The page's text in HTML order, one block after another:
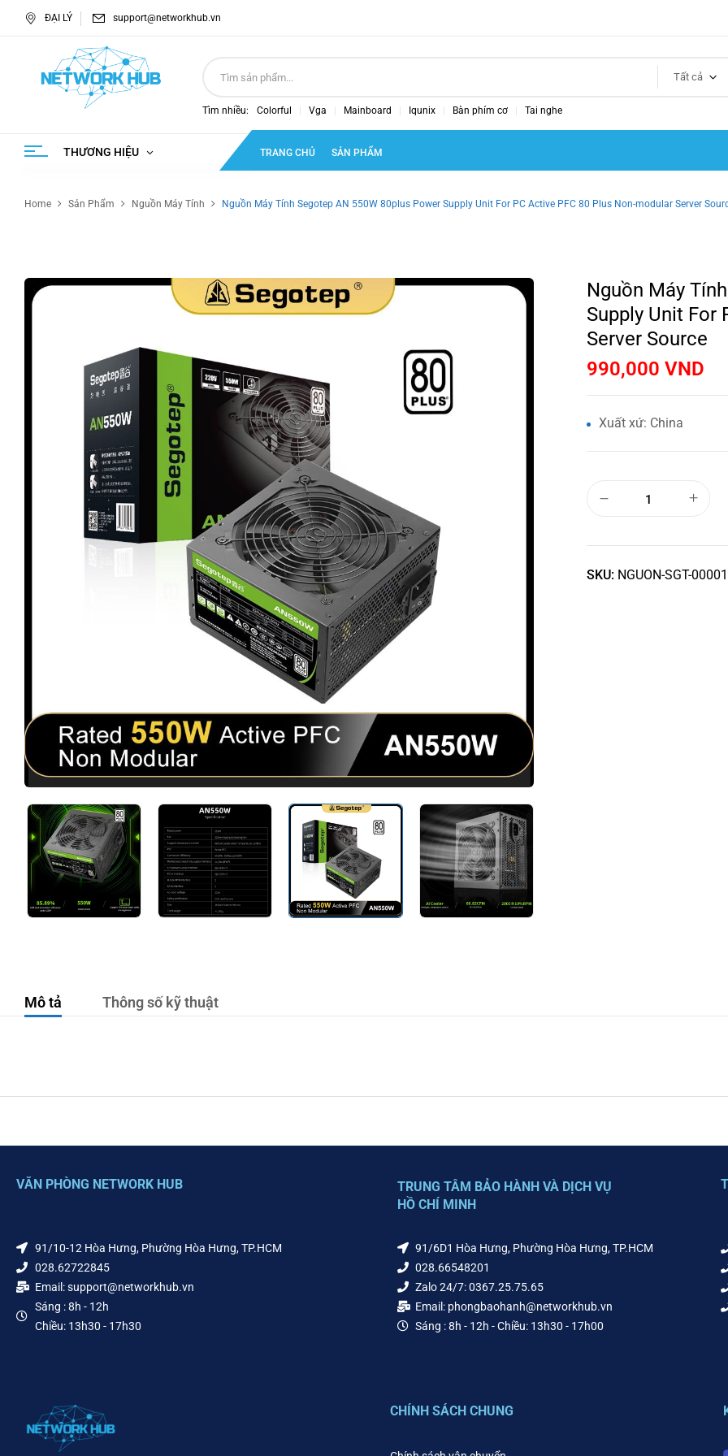
ĐẠI LÝ support@networkhub.vn
Tất cả
Tìm nhiều: Colorful Vga Mainboard Iqunix Bàn phím cơ Tai nghe
THƯƠNG HIỆU TRANG CHỦ SẢN PHẨM
Home Sản Phẩm Nguồn Máy Tính Nguồn Máy Tính Segotep AN 550W 80plus Power Supply Unit For PC Active PFC 80 Plus Non-modular Server
Nguồn Máy
Supply Unit For
Server Source
990,000 VND
Xuất xứ: China
SKU: NGUON-SGT-
Mô tả Thông số kỹ thuật
VĂN PHÒNG NETWORK HUB
91/10-12 Hòa Hưng, Phường Hòa Hưng, TP.HCM
028.62722845
Email: support@networkhub.vn
Sáng : 8h - 12h
Chiều: 13h30 - 17h30
TRUNG TÂM BẢO HÀNH VÀ DỊCH VỤ
HỒ CHÍ MINH
91/6D1 Hòa Hưng, Phường Hòa Hưng, TP.HCM
028.66548201
Zalo 24/7: 0367.25.75.65
Email: phongbaohanh@networkhub.vn
Sáng : 8h - 12h - Chiều: 13h30 - 17h00
CHÍNH SÁCH CHUNG